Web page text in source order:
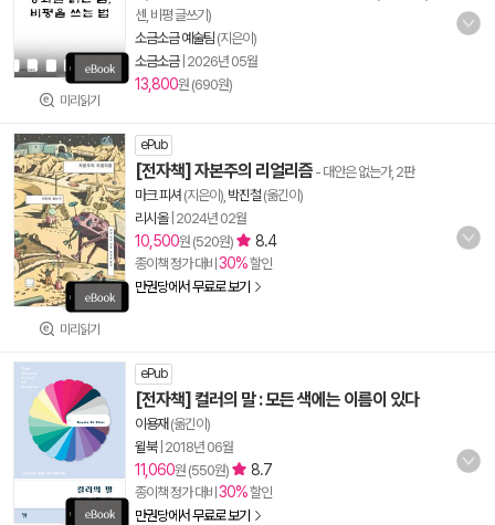
미리읽기
센, 비평 글쓰기)
소금소금 예술팀 (지은이)
소금소금| 2026년 05월
13,800원 (690원)
미리읽기
ePub
[전자책] 자본주의 리얼리즘 - 대안은 없는가, 2판
마크 피셔 (지은이), 박진철 (옮긴이)
리시올| 2024년 02월
10,500원 (520원) 8.4
종이책 정가 대비 30%할인
만권당에서 무료로 보기
ePub
[전자책] 컬러의 말 : 모든 색에는 이름이 있다
이용재 (옮긴이)
윌북| 2018년 06월
11,060원 (550원) 8.7
종이책 정가 대비 30%할인
만권당에서 무료로 보기